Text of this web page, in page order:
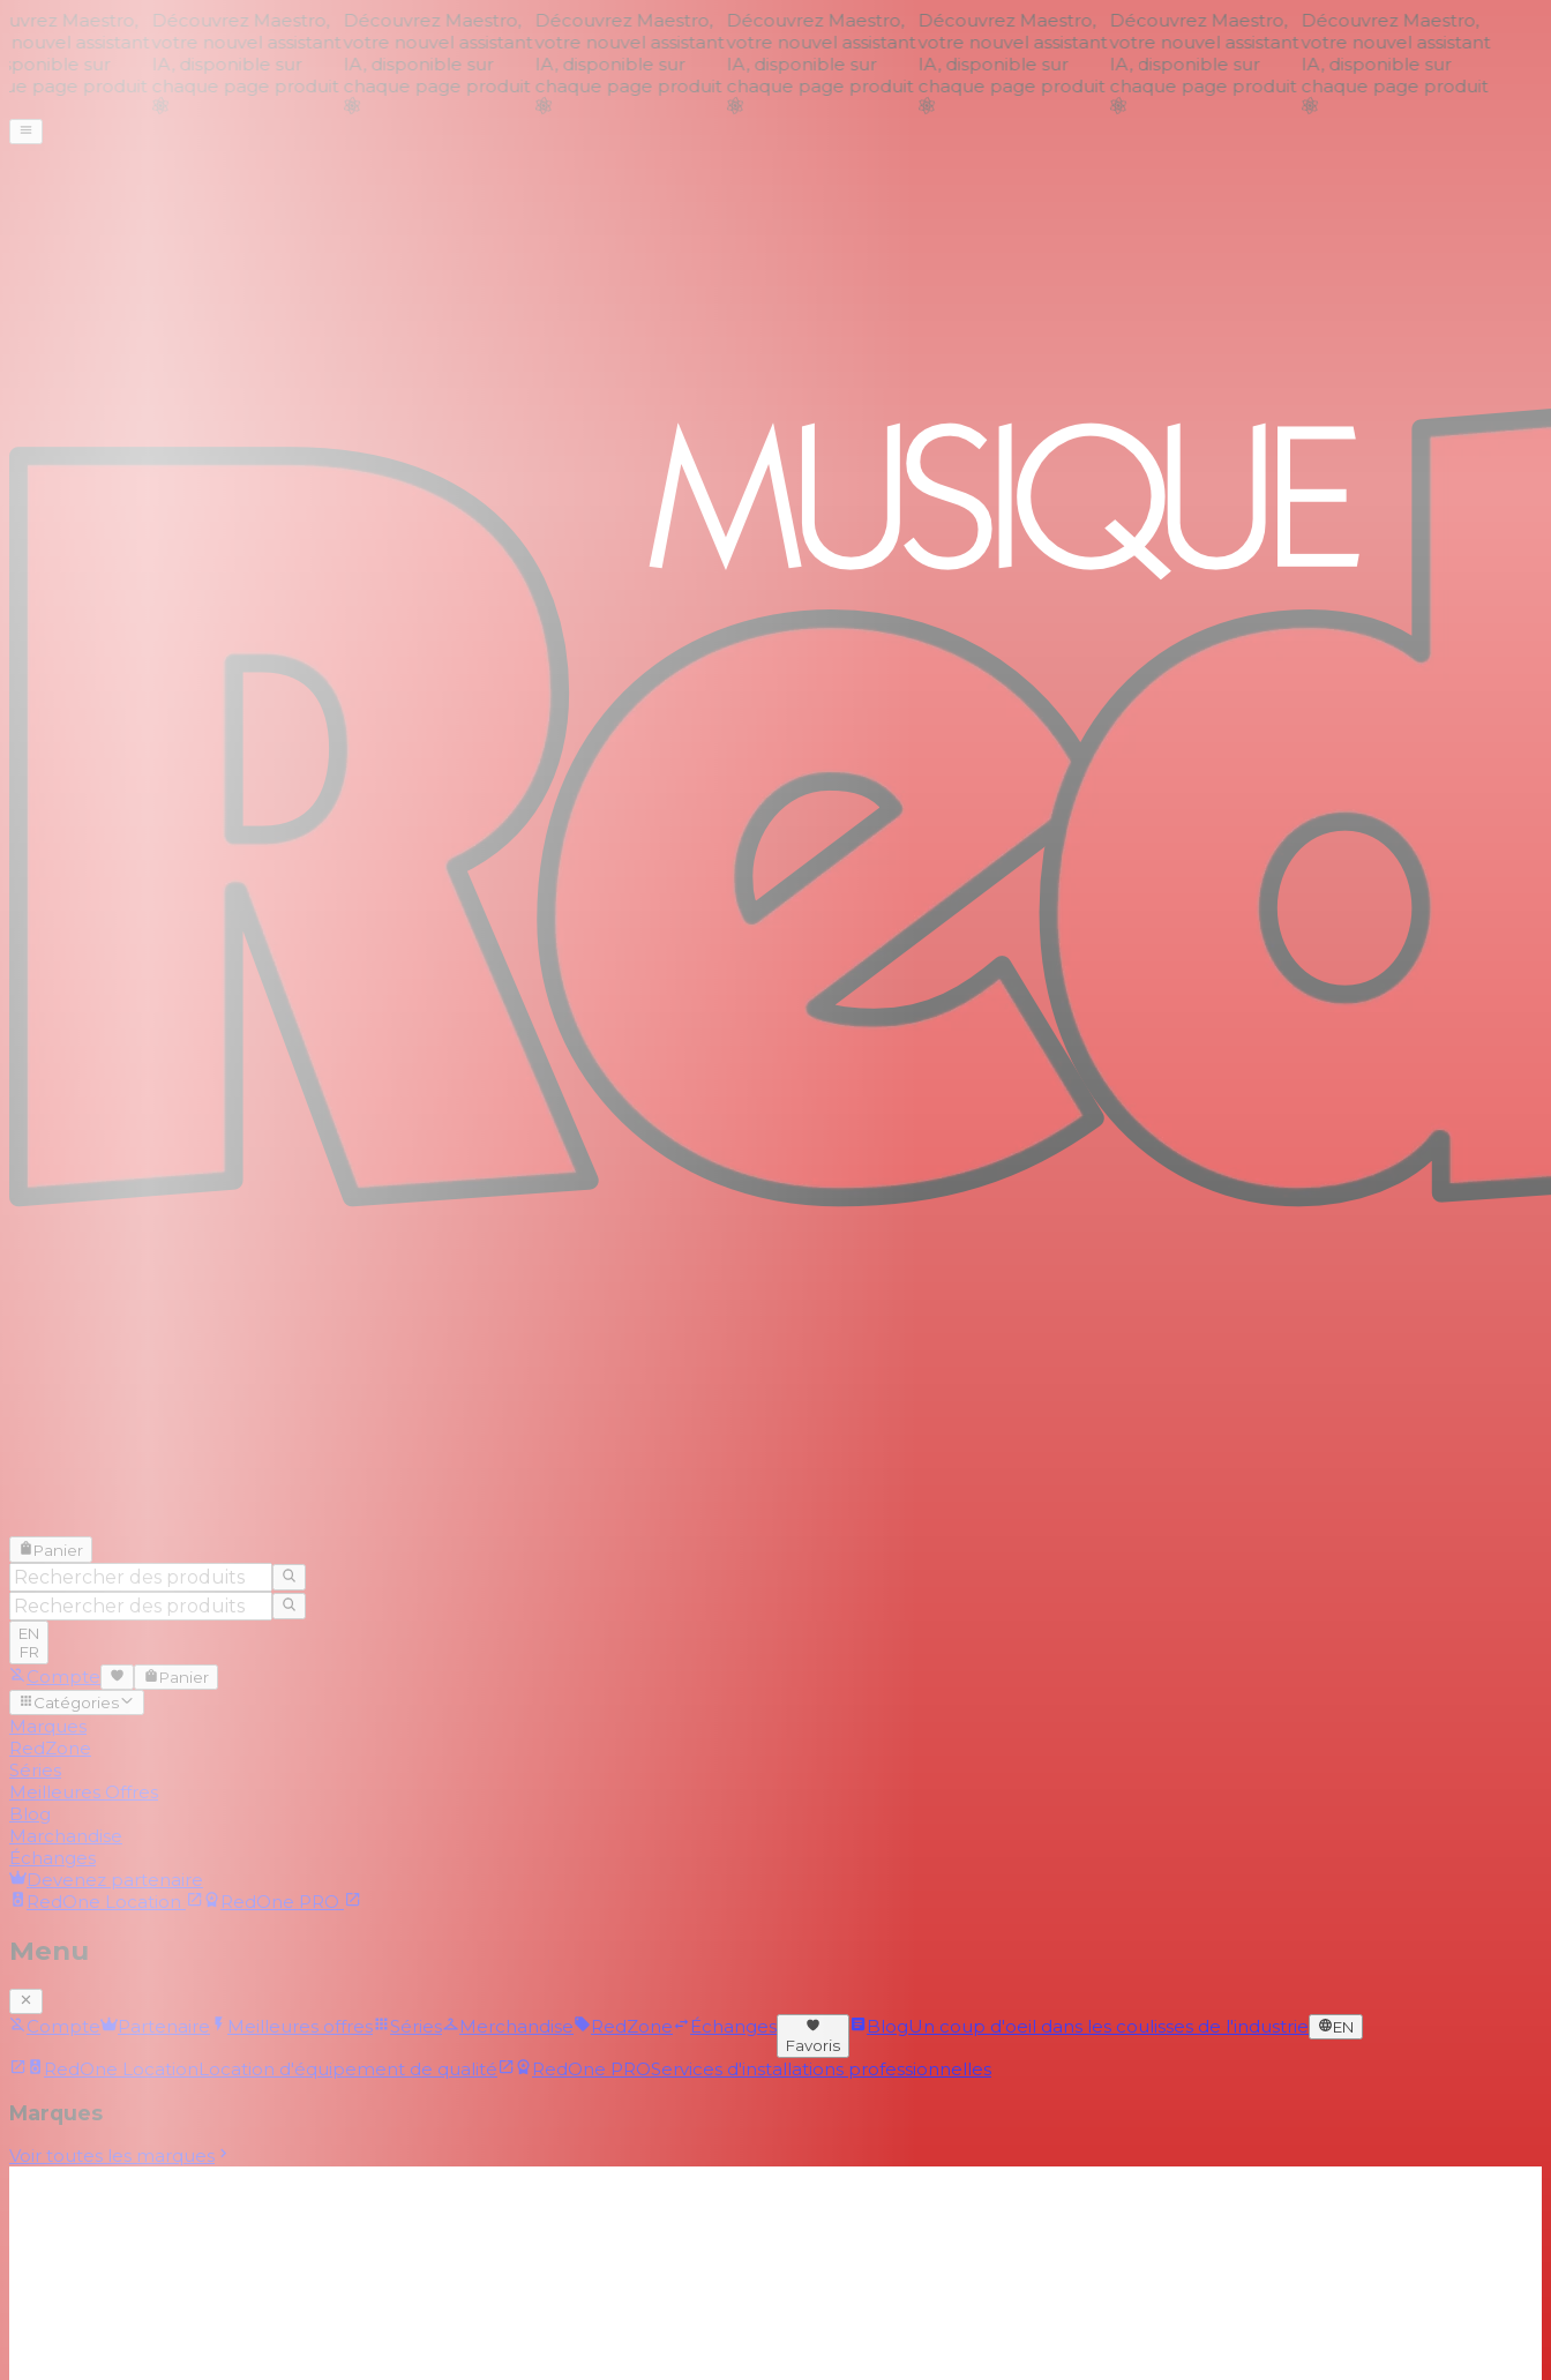
Maestro,
assistant
sur
page produit
Découvrez Maestro,
votre nouvel assistant
IA, disponible sur
chaque page produit
Découvrez Maestro,
votre nouvel assistant
IA, disponible sur
chaque page produit
Découvrez Maestro,
votre nouvel assistant
IA, disponible sur
chaque page produit
Découvrez Maestro,
votre nouvel assistant
IA, disponible sur
chaque page produit
Découvrez Maestro,
votre nouvel assistant
IA, disponible sur
chaque page produit
Découvrez Maestro,
votre nouvel assistant
IA, disponible sur
chaque page produit
Découvrez Maestro,
votre nouvel assistant
IA, disponible sur
chaque page produit
Panier
EN
FR
Compte
Panier
Catégories
Marques
RedZone
Séries
Meilleures Offres
Blog
Marchandise
Échanges
Devenez partenaire
RedOne Location RedOne PRO
Menu
Compte Partenaire Meilleures offres Séries Merchandise RedZone Échanges
Favoris
BlogUn coup d'oeil dans les coulisses de l'industrie EN
RedOne LocationLocation d'équipement de qualité RedOne PROServices d'installations professionnelles
Marques
Voir toutes les marques